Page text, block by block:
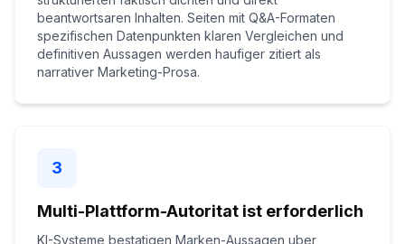
beantwortsaren Inhalten. Seiten mit Q&A-Formaten
spezifischen Datenpunkten klaren Vergleichen und
definitiven Aussagen werden haufiger zitiert als
narrativer Marketing-Prosa.
3
Multi-Plattform-Autoritat ist erforderlich
KI-Systeme bestatigen Marken-Aussagen uber